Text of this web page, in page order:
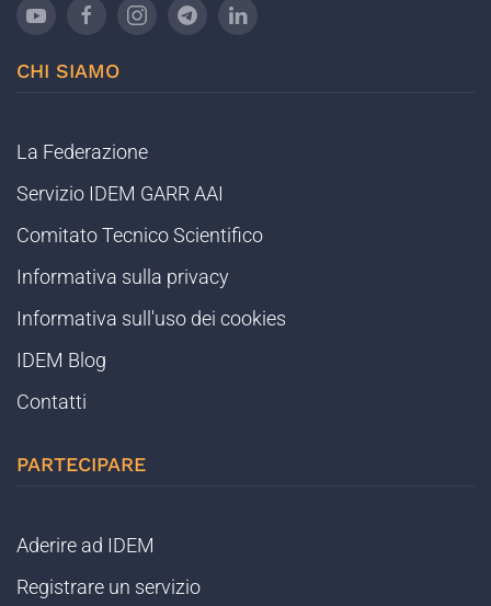
CHI SIAMO
La Federazione
Servizio IDEM GARR AAI
Comitato Tecnico Scientifico
Informativa sulla privacy
Informativa sull'uso dei cookies
IDEM Blog
Contatti
PARTECIPARE
Aderire ad IDEM
Registrare un servizio